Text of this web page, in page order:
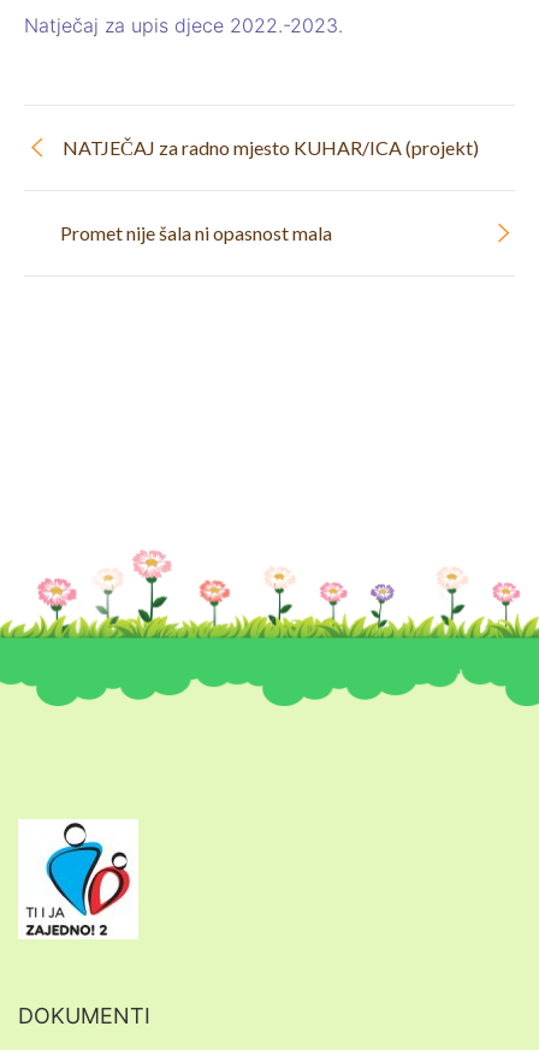
Natječaj za upis djece 2022.-2023.
Promet nije šala ni opasnost mala
NATJEČAJ za radno mjesto KUHAR/ICA (projekt)
DOKUMENTI